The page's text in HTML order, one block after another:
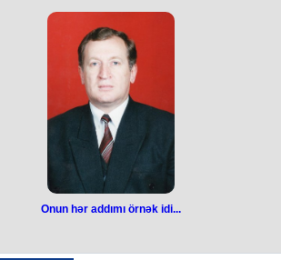
nəticələnən yol-nəqliyyat hadisəsi qeydə alınıb.
gün 17 radələrində Hacıqabul-Bəhrəmtəpə-Mincivan
Sabirabad rayonunun Xəlfəli kəndi ərazisindən
hissəsində baş verib.
markalı avtomobilin idarə etmədən çıxaraq su kanalına
xəsarət alan şəxslər Sabirabad Rayon Mərkəzi
təxliyyə olunublar. Faktla bağlı araşdırma aparılır.
Onun hər addımı örnək idi...